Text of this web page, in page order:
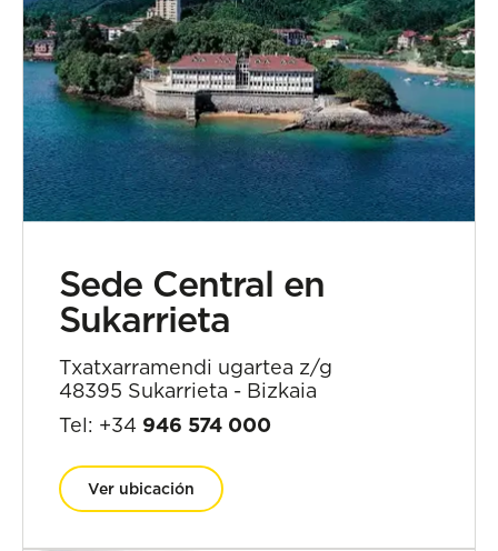
Sede Central en
Sukarrieta
Txatxarramendi ugartea z/g
48395 Sukarrieta - Bizkaia
Tel: +34 946 574 000
Ver ubicación